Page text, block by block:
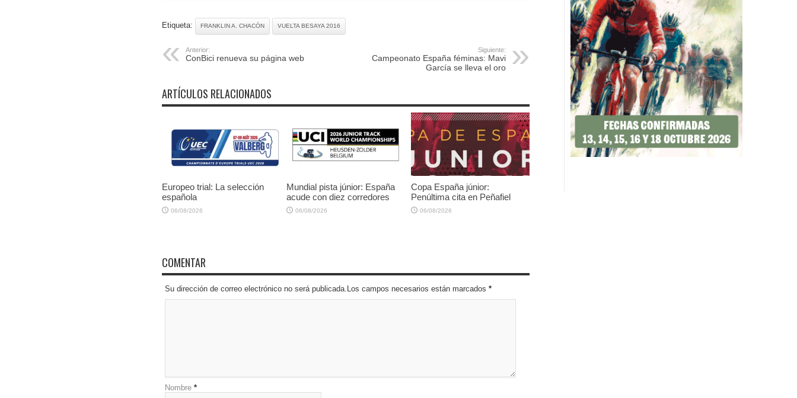
Etiqueta: FRANKLIN A. CHACÓN VUELTA BESAYA 2016
Anterior:
ConBici renueva su página web
Siguiente:
Campeonato España féminas: Mavi
García se lleva el oro
ARTÍCULOS RELACIONADOS
Europeo trial: La selección
española
06/08/2026
Mundial pista júnior: España
acude con diez corredores
06/08/2026
Copa España júnior:
Penúltima cita en Peñafiel
06/08/2026
COMENTAR
Su dirección de correo electrónico no será publicada.Los campos necesarios están marcados *
Nombre *